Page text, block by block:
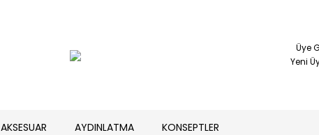
Üye
Yeni
AKSESUAR AYDINLATMA KONSEPTLER